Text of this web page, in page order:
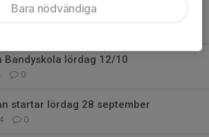
för Bandyskolan
Bandyskola lördag 12/10
0
startar lördag 28 september
0
Bara nödvändiga